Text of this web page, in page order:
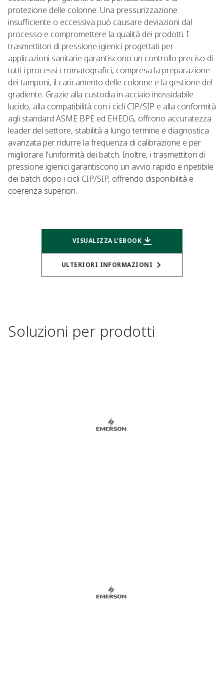
protezione delle colonne. Una pressurizzazione
insufficiente o eccessiva può causare deviazioni dal
processo e compromettere la qualità dei prodotti. I
trasmettitori di pressione igienici progettati per
applicazioni sanitarie garantiscono un controllo preciso di
tutti i processi cromatografici, compresa la preparazione
dei tamponi, il caricamento delle colonne e la gestione del
gradiente. Grazie alla custodia in acciaio inossidabile
lucido, alla compatibilità con i cicli CIP/SIP e alla conformità
agli standard ASME BPE ed EHEDG, offrono accuratezza
leader del settore, stabilità a lungo termine e diagnostica
avanzata per ridurre la frequenza di calibrazione e per
migliorare l'uniformità dei batch. Inoltre, i trasmettitori di
pressione igienici garantiscono un avvio rapido e ripetibile
dei batch dopo i cicli CIP/SIP, offrendo disponibilità e
coerenza superiori.
VISUALIZZA L'EBOOK
ULTERIORI INFORMAZIONI
Soluzioni per prodotti